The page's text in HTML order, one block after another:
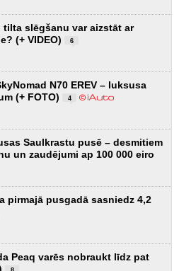
tilta slēgšanu var aizstāt ar
(+ VIDEO)
6
N70 EREV – luksusa
(+ FOTO)
4
Saulkrastu pusē – desmitiem
un zaudējumi ap 100 000 eiro
pirmajā pusgadā sasniedz 4,2
Peaq varēs nobraukt līdz pat